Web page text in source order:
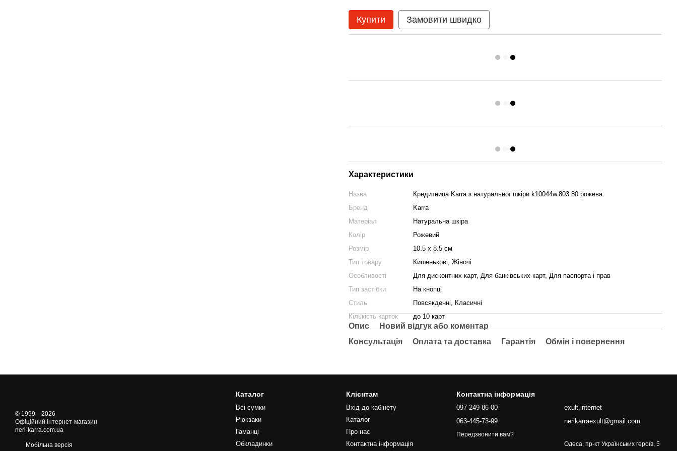
Купити Замовити швидко
Характеристики
Назва
Кредитница Karra з натуральної шкіри k10044w.803.80 рожева
Бренд
Karra
Матеріал
Натуральна шкіра
Колір
Рожевий
Розмір
10.5 x 8.5 см
Тип товару
Кишенькові, Жіночі
Особливості
Для дисконтних карт, Для банківських карт, Для паспорта і прав
Тип застібки
На кнопці
Стиль
Повсякденні, Класичні
Кількість карток
до 10 карт
Опис
Новий відгук або коментар
Консультація
Оплата та доставка Гарантія Обмін і повернення
© 1999—2026
Офіційний інтернет-магазин
neri-karra.com.ua
Мобільна версія
Каталог
Всі сумки
Рюкзаки
Гаманці
Обкладинки
Клієнтам
Вхід до кабінету
Каталог
Про нас
Контактна інформація
Контактна інформація
097 249-86-00
063-445-73-99
Передзвонити вам?
exult.internet
nerikarraexult@gmail.com
Одеса, пр-кт Українських героїв, 5